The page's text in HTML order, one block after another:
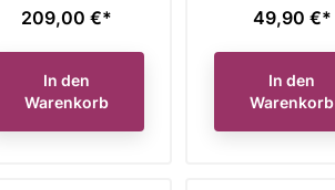
Preis
209,00 €*
In den
Warenkorb
Preis
49,90 €*
In den
Warenkorb